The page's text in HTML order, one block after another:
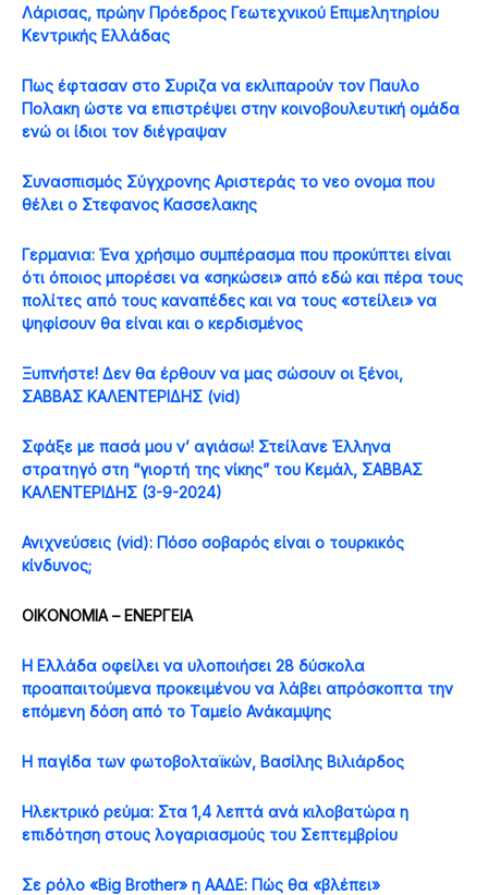
Λάρισας, πρώην Πρόεδρος Γεωτεχνικού Επιμελητηρίου
Κεντρικής Ελλάδας
Πως έφτασαν στο Συριζα να εκλιπαρούν τον Παυλο
Πολακη ώστε να επιστρέψει στην κοινοβουλευτική ομάδα
ενώ οι ίδιοι τον διέγραψαν
Συνασπισμός Σύγχρονης Αριστεράς το νεο ονομα που
θέλει ο Στεφανος Κασσελακης
Γερμανια: Ένα χρήσιμο συμπέρασμα που προκύπτει είναι
ότι όποιος μπορέσει να «σηκώσει» από εδώ και πέρα τους
πολίτες από τους καναπέδες και να τους «στείλει» να
ψηφίσουν θα είναι και ο κερδισμένος
Ξυπνήστε! Δεν θα έρθουν να μας σώσουν οι ξένοι,
ΣΑΒΒΑΣ ΚΑΛΕΝΤΕΡΙΔΗΣ (vid)
Σφάξε με πασά μου ν’ αγιάσω! Στείλανε Έλληνα
στρατηγό στη “γιορτή της νίκης” του Κεμάλ, ΣΑΒΒΑΣ
ΚΑΛΕΝΤΕΡΙΔΗΣ (3-9-2024)
Ανιχνεύσεις (vid): Πόσο σοβαρός είναι ο τουρκικός
κίνδυνος;
ΟΙΚΟΝΟΜΙΑ – ENEΡΓEIA
Η Ελλάδα οφείλει να υλοποιήσει 28 δύσκολα
προαπαιτούμενα προκειμένου να λάβει απρόσκοπτα την
επόμενη δόση από το Ταμείο Ανάκαμψης
Η παγίδα των φωτοβολταϊκών, Βασίλης Βιλιάρδος
Ηλεκτρικό ρεύμα: Στα 1,4 λεπτά ανά κιλοβατώρα η
επιδότηση στους λογαριασμούς του Σεπτεμβρίου
Σε ρόλο «Big Brother» η ΑΑΔΕ: Πώς θα «βλέπει»